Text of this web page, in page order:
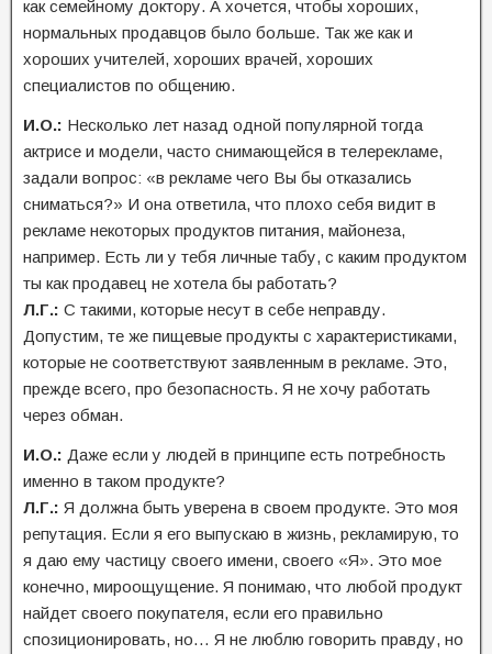
как семейному доктору. А хочется, чтобы хороших,
нормальных продавцов было больше. Так же как и
хороших учителей, хороших врачей, хороших
специалистов по общению.
И.О.: Несколько лет назад одной популярной тогда
актрисе и модели, часто снимающейся в телерекламе,
задали вопрос: «в рекламе чего Вы бы отказались
сниматься?» И она ответила, что плохо себя видит в
рекламе некоторых продуктов питания, майонеза,
например. Есть ли у тебя личные табу, с каким продуктом
ты как продавец не хотела бы работать?
Л.Г.: С такими, которые несут в себе неправду.
Допустим, те же пищевые продукты с характеристиками,
которые не соответствуют заявленным в рекламе. Это,
прежде всего, про безопасность. Я не хочу работать
через обман.
И.О.: Даже если у людей в принципе есть потребность
именно в таком продукте?
Л.Г.: Я должна быть уверена в своем продукте. Это моя
репутация. Если я его выпускаю в жизнь, рекламирую, то
я даю ему частицу своего имени, своего «Я». Это мое
конечно, мироощущение. Я понимаю, что любой продукт
найдет своего покупателя, если его правильно
спозиционировать, но… Я не люблю говорить правду, но